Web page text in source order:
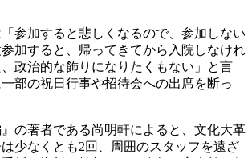
参加すると悲しくなるので、参加しない
加すると、帰ってきてから入院しなけれ
政治的な飾りになりたくもない」と言
部の祝日行事や招待会への出席を断っ
』の著者である尚明軒によると、文化大革
少なくとも2回、周囲のスタッフを遠ざ